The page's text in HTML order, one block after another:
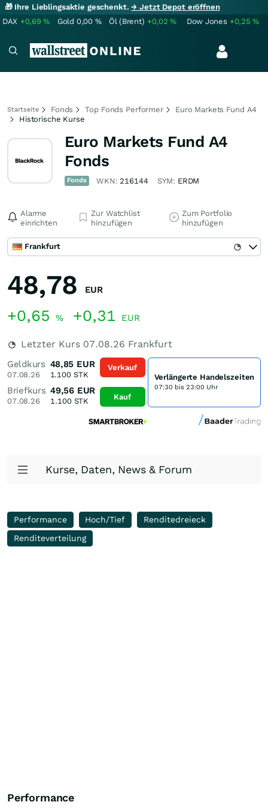
🎁 Ihre Lieblingsaktie geschenkt.→ Jetzt Depot eröffnen
DAX +0,69% Gold 0,00 % Öl (Brent) +0,02% Dow Jones +0,25%
Startseite Fonds Top Fonds Performer
Euro Markets Fund A4
Historische Kurse
Euro Markets Fund A4
Fonds
Fonds WKN: 216144 SYM: ERDM
Alarme
einrichten
Zur Watchlist
hinzufügen
Zum Portfolio
hinzufügen
Frankfurt
48,78 EUR
+0,65 % +0,31 EUR
Letzter Kurs 07.08.26 Frankfurt
Geldkurs
07.08.26
48,85 EUR
1.100STK
Briefkurs
07.08.26
49,56 EUR
1.100STK
Verkauf
Kauf
Verlängerte Handelszeiten
07:30 bis 23:00 Uhr
Kurse, Daten, News & Forum
Performance Hoch/Tief
Renditedreieck
Renditeverteilung
Performance